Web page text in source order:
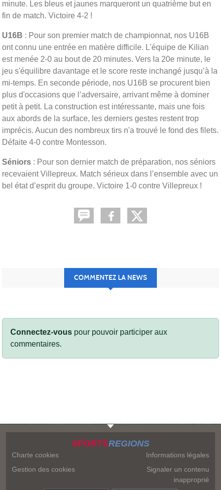
minute. Les bleus et jaunes marqueront un quatrième but en
fin de match. Victoire 4-2 !
U16B : Pour son premier match de championnat, nos U16B
ont connu une entrée en matière difficile. L'équipe de Kilian
est menée 2-0 au bout de 20 minutes. Vers la 20e minute, le
jeu s'équilibre davantage et le score reste inchangé jusqu’à la
mi-temps. En seconde période, nos U16B se procurent bien
plus d'occasions que l’adversaire, arrivant même à dominer
petit à petit. La construction est intéressante, mais une fois
aux abords de la surface, les derniers gestes restent trop
imprécis. Aucun des nombreux tirs n'a trouvé le fond des filets.
Défaite 4-0 contre Montesson.
Séniors : Pour son dernier match de préparation, nos séniors
recevaient Villepreux. Match sérieux dans l’ensemble avec un
bel état d’esprit du groupe. Victoire 1-0 contre Villepreux !
COMMENTEZ LA NEWS
Connectez-vous pour pouvoir participer aux
commentaires.
SPORTSREGIONS
Charte cookies
Gestion des cookies
Informations légales
Signaler un contenu
inapproprié